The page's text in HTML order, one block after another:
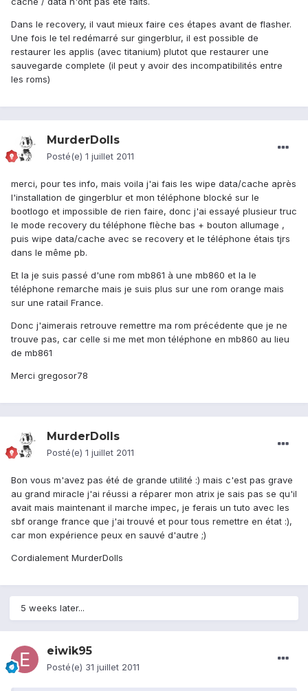
Dans le recovery, il vaut mieux faire ces étapes avant de flasher.
Une fois le tel redémarré sur gingerblur, il est possible de
restaurer les applis (avec titanium) plutot que restaurer une
sauvegarde complete (il peut y avoir des incompatibilités entre
les roms)
MurderDolls
Posté(e) 1 juillet 2011
merci, pour tes info, mais voila j'ai fais les wipe data/cache après
l'installation de gingerblur et mon téléphone blocké sur le
bootlogo et impossible de rien faire, donc j'ai essayé plusieur truc
le mode recovery du téléphone flèche bas + bouton allumage ,
puis wipe data/cache avec se recovery et le téléphone étais tjrs
dans le même pb.
Et la je suis passé d'une rom mb861 à une mb860 et la le
téléphone remarche mais je suis plus sur une rom orange mais
sur une ratail France.
Donc j'aimerais retrouve remettre ma rom précédente que je ne
trouve pas, car celle si me met mon téléphone en mb860 au lieu
de mb861
Merci gregosor78
MurderDolls
Posté(e) 1 juillet 2011
Bon vous m'avez pas été de grande utilité :) mais c'est pas grave
au grand miracle j'ai réussi a réparer mon atrix je sais pas se qu'il
avait mais maintenant il marche impec, je ferais un tuto avec les
sbf orange france que j'ai trouvé et pour tous remettre en état :),
car mon expérience peux en sauvé d'autre ;)
Cordialement MurderDolls
5 weeks later...
eiwik95
Posté(e) 31 juillet 2011